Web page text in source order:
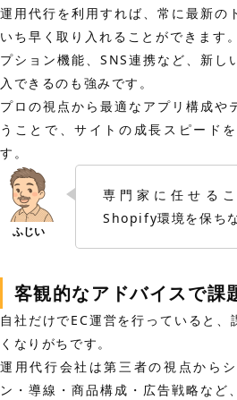
運用代行を利用すれば、常に最新の
いち早く取り入れることができます
プション機能、SNS連携など、新し
入できるのも強みです。
プロの視点から最適なアプリ構成や
うことで、サイトの成長スピード
す。
専門家に任せる
Shopify環境を保ち
客観的なアドバイスで課
自社だけでEC運営を行っていると、
くなりがちです。
運用代行会社は第三者の視点から
ン・導線・商品構成・広告戦略など